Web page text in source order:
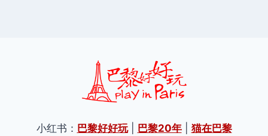
小红书： 巴黎好好玩| 巴黎20年| 猫在巴黎